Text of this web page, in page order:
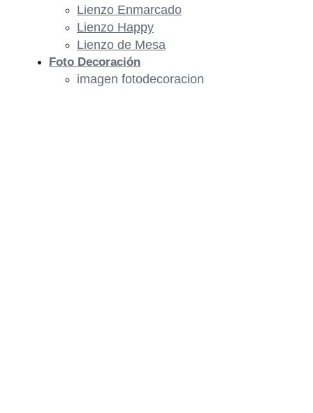
Lienzo Enmarcado
Lienzo Happy
Lienzo de Mesa
Foto Decoración
imagen fotodecoracion